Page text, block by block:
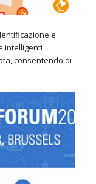
e
intelligenti
consentendo di